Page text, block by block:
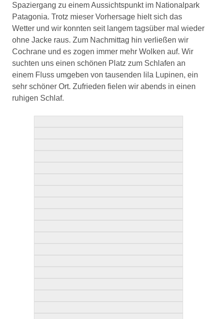
Spaziergang zu einem Aussichtspunkt im Nationalpark
Patagonia. Trotz mieser Vorhersage hielt sich das
Wetter und wir konnten seit langem tagsüber mal wieder
ohne Jacke raus. Zum Nachmittag hin verließen wir
Cochrane und es zogen immer mehr Wolken auf. Wir
suchten uns einen schönen Platz zum Schlafen an
einem Fluss umgeben von tausenden lila Lupinen, ein
sehr schöner Ort. Zufrieden fielen wir abends in einen
ruhigen Schlaf.